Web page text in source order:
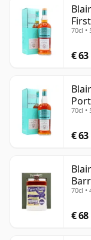
oud
70cl •
€ 63
oud
70cl •
€ 63
70cl •
€ 68